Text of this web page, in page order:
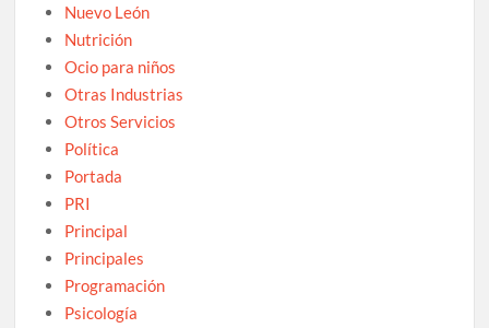
Nuevo León
Nutrición
Ocio para niños
Otras Industrias
Otros Servicios
Política
Portada
PRI
Principal
Principales
Programación
Psicología